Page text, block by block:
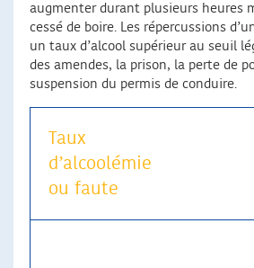
augmenter durant plusieurs heures
cessé de boire. Les répercussions
un taux d’alcool supérieur au seuil
des amendes, la prison, la perte de
suspension du permis de conduire.
Taux
d’alcoolémie
ou faute